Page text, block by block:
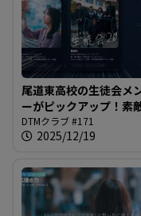
尾道東高校の生徒会メ
ーがピックアップ！素
イントで最高の青春カッ
を＠DTMクラブ #171
DTMクラブ #171
2025/12/19